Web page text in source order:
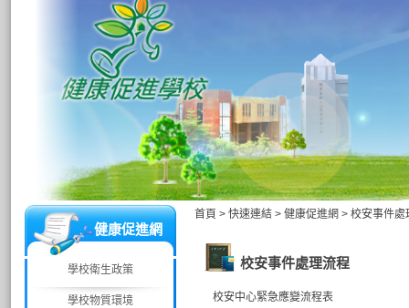
健康促進網
學校衛生政策
學校物質環境
首頁 > 快速連結 > 健康促進網 > 校安事件處
校安事件處理流程
校安中心緊急應變流程表